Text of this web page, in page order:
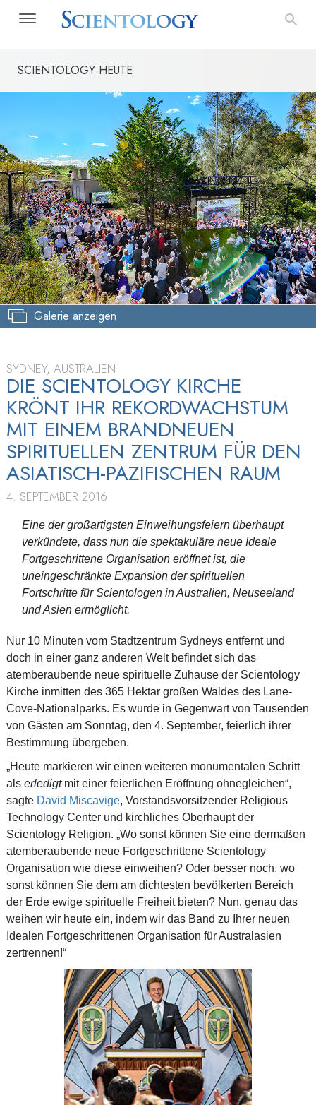
SCIENTOLOGY HEUTE
Galerie anzeigen
SYDNEY, AUSTRALIEN
DIE SCIENTOLOGY KIRCHE
KRÖNT IHR REKORDWACHSTUM
MIT EINEM BRANDNEUEN
SPIRITUELLEN ZENTRUM FÜR DEN
ASIATISCH-PAZIFISCHEN RAUM
4. SEPTEMBER 2016
Eine der großartigsten Einweihungsfeiern überhaupt
verkündete, dass nun die spektakuläre neue Ideale
Fortgeschrittene Organisation eröffnet ist, die
uneingeschränkte Expansion der spirituellen
Fortschritte für Scientologen in Australien, Neuseeland
und Asien ermöglicht.
Nur 10 Minuten vom Stadtzentrum Sydneys entfernt und
doch in einer ganz anderen Welt befindet sich das
atemberaubende neue spirituelle Zuhause der Scientology
Kirche inmitten des 365 Hektar großen Waldes des Lane-
Cove-Nationalparks. Es wurde in Gegenwart von Tausenden
von Gästen am Sonntag, den 4. September, feierlich ihrer
Bestimmung übergeben.
„Heute markieren wir einen weiteren monumentalen Schritt
als erledigt mit einer feierlichen Eröffnung ohnegleichen“,
sagte David Miscavige, Vorstandsvorsitzender Religious
Technology Center und kirchliches Oberhaupt der
Scientology Religion. „Wo sonst können Sie eine dermaßen
atemberaubende neue Fortgeschrittene Scientology
Organisation wie diese einweihen? Oder besser noch, wo
sonst können Sie dem am dichtesten bevölkerten Bereich
der Erde ewige spirituelle Freiheit bieten? Nun, genau das
weihen wir heute ein, indem wir das Band zu Ihrer neuen
Idealen Fortgeschrittenen Organisation für Australasien
zertrennen!“